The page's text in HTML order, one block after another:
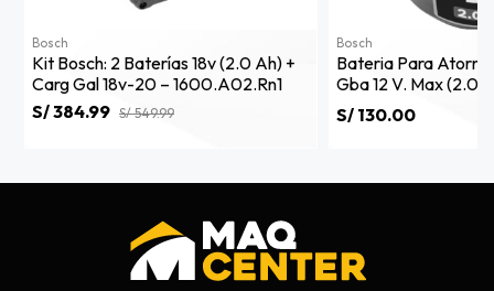
Bosch
Kit Bosch: 2 Baterías 18v (2.0 Ah) +
Carg Gal 18v-20 – 1600.a02.rn1
S/ 384.99 S/ 549.99
Bosch
Bateria Para
Gba 12 V. Max (2.0
S/ 130.00